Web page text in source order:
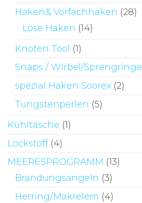
Haken& Vorfachhaken (28)
Löse Haken (14)
Knoten Tool (1)
Snaps / Wirbel/Sprengringe
spezial Haken Soorex (2)
Tungstenperlen (5)
Kühltasche (1)
Lockstoff (4)
MEERESPROGRAMM (13)
Brandungsangeln (3)
Herring/Makrelem (4)